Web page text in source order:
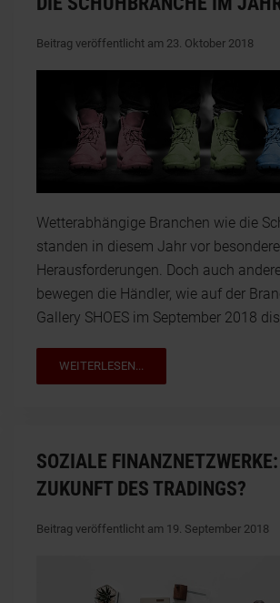
Beitrag veröffentlicht am 23. Oktober 2018
Wetterabhängige Branchen wie die
standen in diesem Jahr vor
Herausforderungen. Doch auch
bewegen die Händler, wie auf der
Gallery SHOES im September 2018
WEITERLESEN...
SOZIALE
ZUKUNFT DES TRADINGS?
Beitrag veröffentlicht am 19. September 2018